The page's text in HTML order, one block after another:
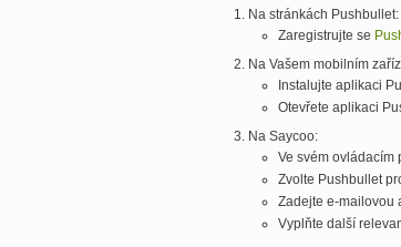
Na stránkách Pushbullet:
Zaregistrujte se
Na Vašem mobilním
Instalujte aplikaci
Otevřete aplikaci
Na Saycoo:
Ve svém ovládacím
Zvolte Pushbullet
Zadejte e-mailovou
Vyplňte další